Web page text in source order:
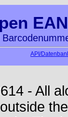
API/
- All